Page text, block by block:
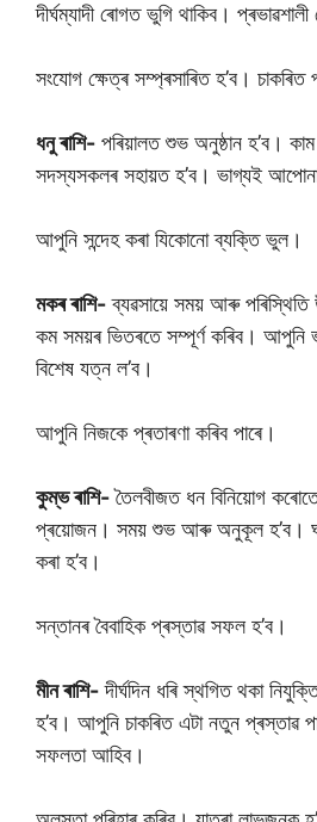
দীৰ্ঘম্যাদী ৰোগত ভুগি থাকিব।
সংযোগ ক্ষেত্ৰ সম্প্ৰসাৰিত হ’ব। চাকৰিত
ধনু ৰাশি- পৰিয়ালত শুভ অনুষ্ঠান হ’ব।
সদস্যসকলৰ সহায়ত হ’ব। ভাগ্যই
আপুনি সন্দেহ কৰা যিকোনো ব্যক্তি ভুল।
মকৰ ৰাশি-ব্যৱসায়ে সময় আৰু
কম সময়ৰ ভিতৰতে সম্পূৰ্ণ কৰিব। আপুনি
বিশেষ যত্ন ল’ব।
আপুনি নিজকে প্ৰতাৰণা কৰিব পাৰে।
কুম্ভ ৰাশি-তৈলবীজত ধন বিনিয়োগ
প্ৰয়োজন। সময় শুভ আৰু অনুকূল হ’ব।
কৰা হ’ব।
সন্তানৰ বৈবাহিক প্ৰস্তাৱ সফল হ’ব।
মীন ৰাশি-দীৰ্ঘদিন ধৰি স্থগিত থকা
হ’ব। আপুনি চাকৰিত এটা নতুন প্ৰস্তাৱ
সফলতা আহিব।